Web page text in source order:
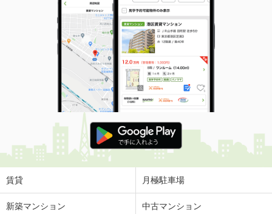
賃貸 月極駐車場
新築マンション 中古マンション